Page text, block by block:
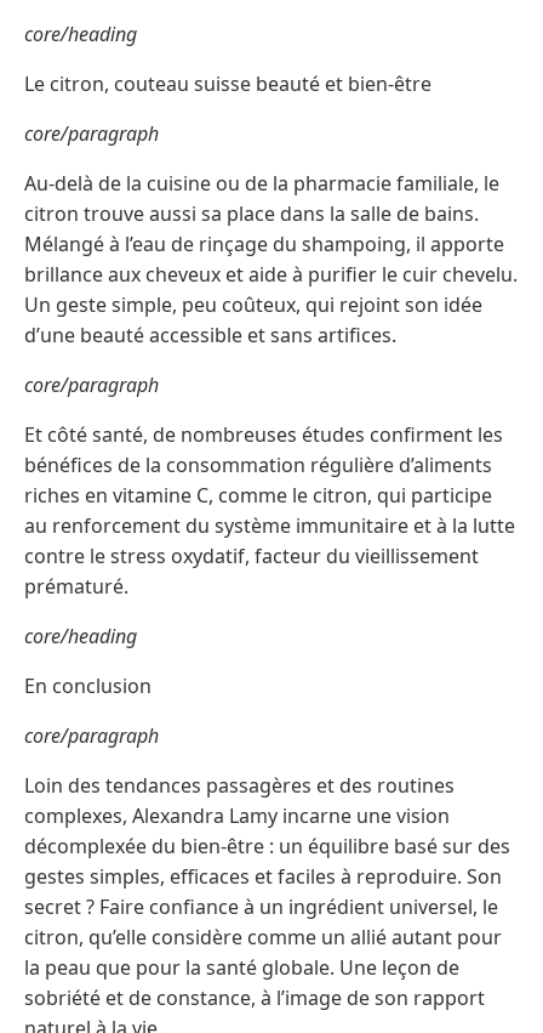
core/heading
Le citron, couteau suisse beauté et bien-être
core/paragraph
Au-delà de la cuisine ou de la pharmacie familiale, le
citron trouve aussi sa place dans la salle de bains.
Mélangé à l’eau de rinçage du shampoing, il apporte
brillance aux cheveux et aide à purifier le cuir chevelu.
Un geste simple, peu coûteux, qui rejoint son idée
d’une beauté accessible et sans artifices.
core/paragraph
Et côté santé, de nombreuses études confirment les
bénéfices de la consommation régulière d’aliments
riches en vitamine C, comme le citron, qui participe
au renforcement du système immunitaire et à la lutte
contre le stress oxydatif, facteur du vieillissement
prématuré.
core/heading
En conclusion
core/paragraph
Loin des tendances passagères et des routines
complexes, Alexandra Lamy incarne une vision
décomplexée du bien-être : un équilibre basé sur des
gestes simples, efficaces et faciles à reproduire. Son
secret ? Faire confiance à un ingrédient universel, le
citron, qu’elle considère comme un allié autant pour
la peau que pour la santé globale. Une leçon de
sobriété et de constance, à l’image de son rapport